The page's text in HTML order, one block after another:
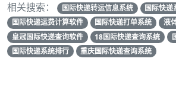
相关搜索： 国际快递转运信息系统
国际快递
国际快递运费计算软件
国际快递打单系统
液
皇冠国际快递查询软件
18国际快递查询系统
国际快递系统排行
重庆国际快递查询系统